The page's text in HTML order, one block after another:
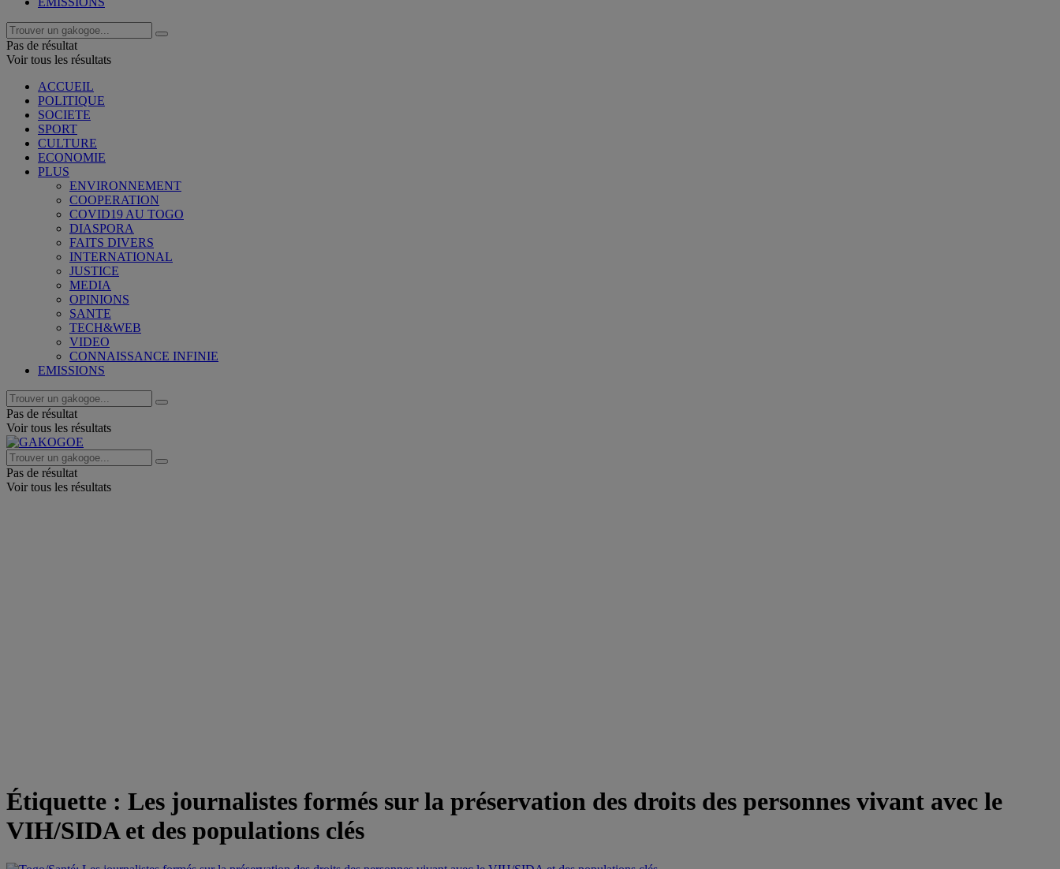
Pas de résultat
Voir tous les résultats
ACCUEIL
POLITIQUE
SOCIETE
SPORT
CULTURE
ECONOMIE
PLUS
ENVIRONNEMENT
COOPERATION
COVID19 AU TOGO
DIASPORA
FAITS DIVERS
INTERNATIONAL
JUSTICE
MEDIA
OPINIONS
SANTE
TECH&WEB
VIDEO
CONNAISSANCE INFINIE
EMISSIONS
Pas de résultat
Voir tous les résultats
Pas de résultat
Voir tous les résultats
Étiquette : Les journalistes formés sur la préservation des droits des personnes vivant avec le
VIH/SIDA et des populations clés